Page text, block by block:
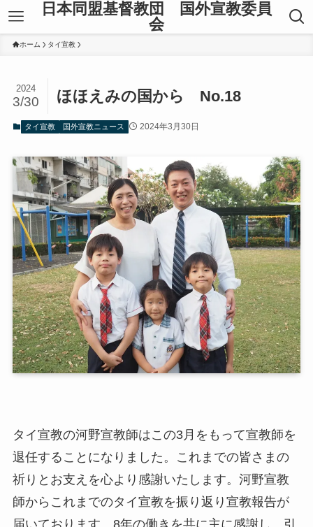
日本同盟基督教団 国外宣教委員
会
ホーム タイ宣教
ほほえみの国から No.18
2024
3/30
タイ宣教 国外宣教ニュース 2024年3月30日
タイ宣教の河野宣教師はこの3月をもって宣教師を
退任することになりました。これまでの皆さまの
祈りとお支えを心より感謝いたします。河野宣教
師からこれまでのタイ宣教を振り返り宣教報告が
届いております。8年の働きを共に主に感謝し、引